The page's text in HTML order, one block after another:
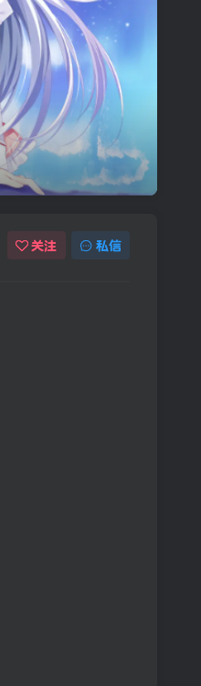
关注 私信